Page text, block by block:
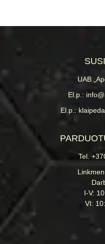
UAB
El.p.:
El.p.:
Tel.
I-V:
VI: